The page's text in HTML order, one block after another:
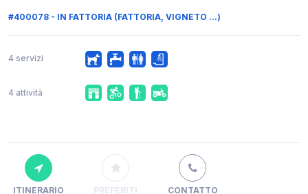
#400078 - IN FATTORIA (FATTORIA, VIGNETO ...)
4 servizi
4 attività
ITINERARIO PREFERITI CONTATTO